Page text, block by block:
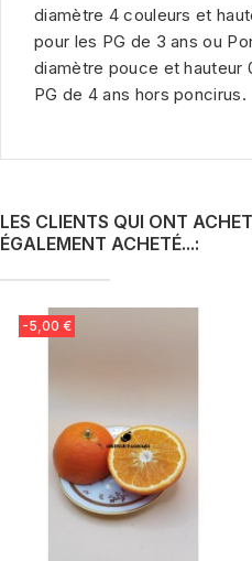
diamètre 4 couleurs et
pour les PG de 3 ans ou
diamètre pouce et hauteur
PG de 4 ans hors poncirus.
LES CLIENTS QUI ONT
ÉGALEMENT ACHETÉ...:
-5,00 €